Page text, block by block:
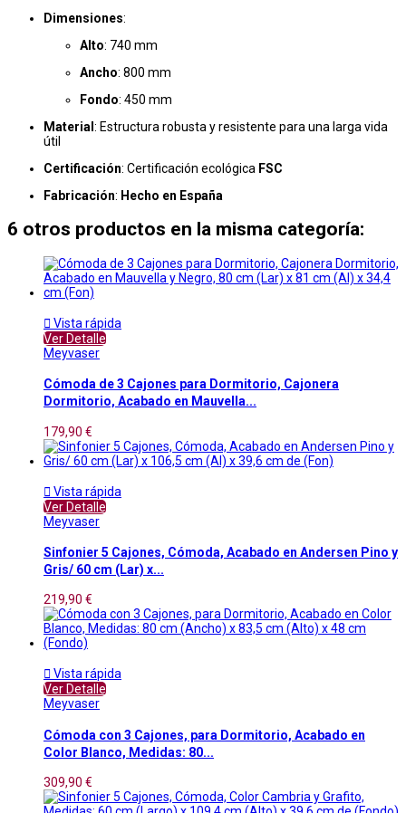
Dimensiones:
Alto: 740 mm
Ancho: 800 mm
Fondo: 450 mm
Material : Estructura robusta y resistente para una larga vida
útil
Certificación: Certificación ecológica FSC
Fabricación: Hecho en España
6 otros productos en la misma categoría:
 Vista rápida
Ver Detalle
Meyvaser
Cómoda de 3 Cajones para Dormitorio, Cajonera
Dormitorio, Acabado en Mauvella...
179,90 €
 Vista rápida
Ver Detalle
Meyvaser
Sinfonier 5 Cajones, Cómoda, Acabado en Andersen Pino y
Gris/ 60 cm (Lar) x...
219,90 €
 Vista rápida
Ver Detalle
Meyvaser
Cómoda con 3 Cajones, para Dormitorio, Acabado en
Color Blanco, Medidas: 80...
309,90 €